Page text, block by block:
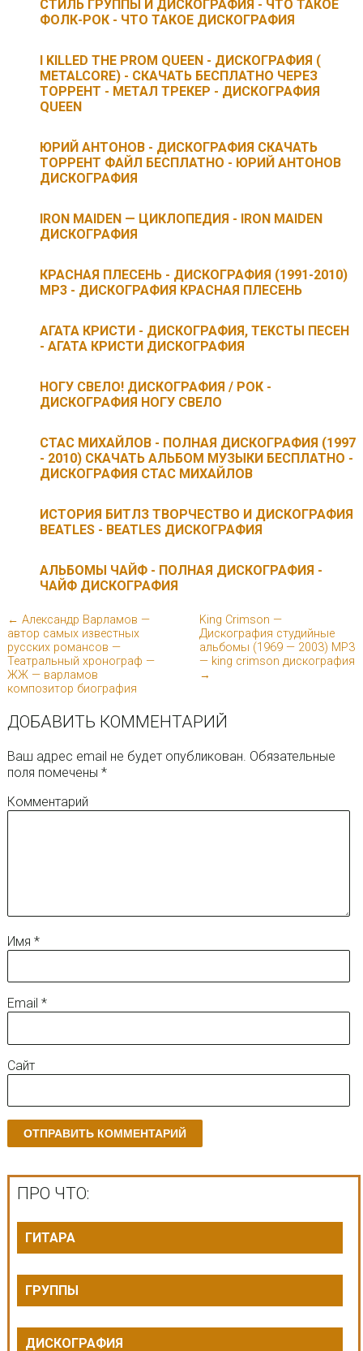
СТИЛЬ ГРУППЫ И ДИСКОГРАФИЯ - ЧТО ТАКОЕ
ФОЛК-РОК - ЧТО ТАКОЕ ДИСКОГРАФИЯ
I KILLED THE PROM QUEEN - ДИСКОГРАФИЯ (
METALCORE) - СКАЧАТЬ БЕСПЛАТНО ЧЕРЕЗ
ТОРРЕНТ - МЕТАЛ ТРЕКЕР - ДИСКОГРАФИЯ
QUEEN
ЮРИЙ АНТОНОВ - ДИСКОГРАФИЯ СКАЧАТЬ
ТОРРЕНТ ФАЙЛ БЕСПЛАТНО - ЮРИЙ АНТОНОВ
ДИСКОГРАФИЯ
IRON MAIDEN — ЦИКЛОПЕДИЯ - IRON MAIDEN
ДИСКОГРАФИЯ
КРАСНАЯ ПЛЕСЕНЬ - ДИСКОГРАФИЯ (1991-2010)
MP3 - ДИСКОГРАФИЯ КРАСНАЯ ПЛЕСЕНЬ
АГАТА КРИСТИ - ДИСКОГРАФИЯ, ТЕКСТЫ ПЕСЕН
- АГАТА КРИСТИ ДИСКОГРАФИЯ
НОГУ СВЕЛО! ДИСКОГРАФИЯ / РОК -
ДИСКОГРАФИЯ НОГУ СВЕЛО
СТАС МИХАЙЛОВ - ПОЛНАЯ ДИСКОГРАФИЯ (1997
- 2010) СКАЧАТЬ АЛЬБОМ МУЗЫКИ БЕСПЛАТНО -
ДИСКОГРАФИЯ СТАС МИХАЙЛОВ
ИСТОРИЯ БИТЛЗ ТВОРЧЕСТВО И ДИСКОГРАФИЯ
BEATLES - BEATLES ДИСКОГРАФИЯ
АЛЬБОМЫ ЧАЙФ - ПОЛНАЯ ДИСКОГРАФИЯ -
ЧАЙФ ДИСКОГРАФИЯ
← Александр Варламов —
автор самых известных
русских романсов —
Театральный хронограф —
ЖЖ — варламов
композитор биография
King Crimson —
Дискография cтудийные
альбомы (1969 — 2003) MP3
— king crimson дискография
→
ДОБАВИТЬ КОММЕНТАРИЙ
Ваш адрес email не будет опубликован. Обязательные
поля помечены *
Комментарий
Имя *
Email *
Сайт
ПРО ЧТО:
ГИТАРА
ГРУППЫ
ДИСКОГРАФИЯ